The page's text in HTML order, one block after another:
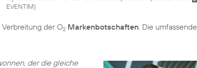
EVENTIM)
der O2 Markenbotschaften. Die umfassende
der die gleiche